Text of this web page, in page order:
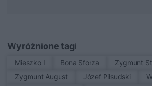
Wyróżnione tagi
Mieszko I Bona Sforza
Zygmunt
Zygmunt August
Józef Piłsudski